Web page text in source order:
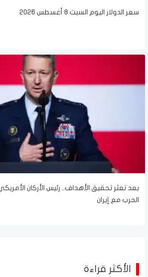
سعر الدولار اليوم السبت 8 أغسطس 2026
بعد تعثر تحقيق الأهداف.. رئيس الأركان
الحرب مع إيران
الأكثر قراءة